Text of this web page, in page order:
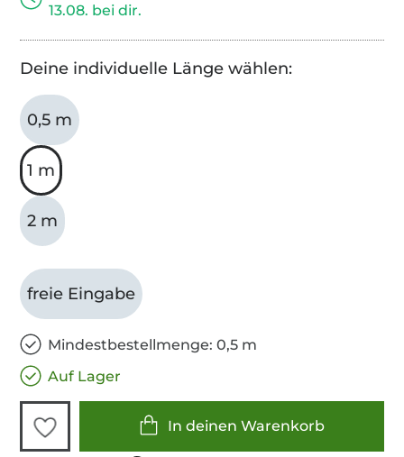
13.08. bei dir.
Deine individuelle Länge wählen:
0,5 m
1 m
2 m
freie Eingabe
Mindestbestellmenge: 0,5 m
Auf Lager
In deinen Warenkorb